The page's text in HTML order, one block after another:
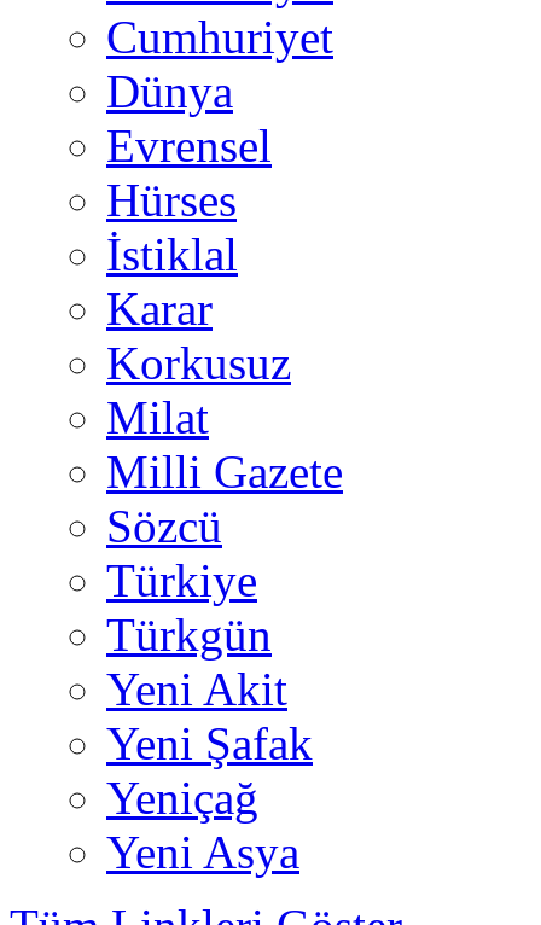
Cumhuriyet
Dünya
Evrensel
Hürses
İstiklal
Karar
Korkusuz
Milat
Milli Gazete
Sözcü
Türkiye
Türkgün
Yeni Akit
Yeni Şafak
Yeniçağ
Yeni Asya